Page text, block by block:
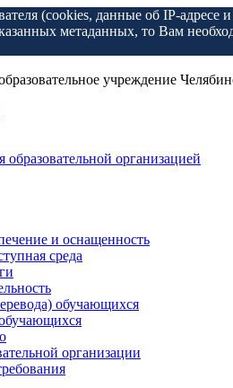
(cookies, данные об IP-
метаданных, то Вам
образовательное учреждение
организацией
и оснащенность
среда
обучающихся
организации